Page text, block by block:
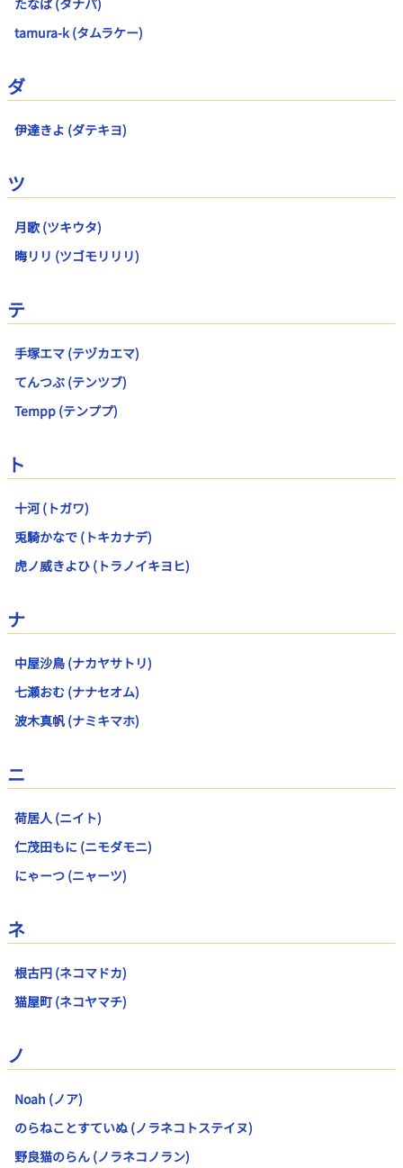
たなぱ (タナパ)
tamura-k (タムラケー)
ダ
伊達きよ (ダテキヨ)
ツ
月歌 (ツキウタ)
晦リリ (ツゴモリリリ)
テ
手塚エマ (テヅカエマ)
てんつぶ (テンツブ)
Tempp (テンププ)
ト
十河 (トガワ)
兎騎かなで (トキカナデ)
虎ノ威きよひ (トラノイキヨヒ)
ナ
中屋沙鳥 (ナカヤサトリ)
七瀬おむ (ナナセオム)
波木真帆 (ナミキマホ)
ニ
荷居人 (ニイト)
仁茂田もに (ニモダモニ)
にゃーつ (ニャーツ)
ネ
根古円 (ネコマドカ)
猫屋町 (ネコヤマチ)
ノ
Noah (ノア)
のらねことすていぬ (ノラネコトステイヌ)
野良猫のらん (ノラネコノラン)